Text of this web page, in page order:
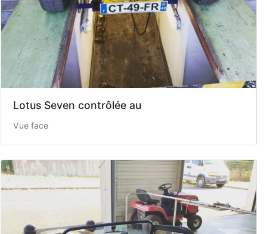
Lotus Seven contrôlée au
Vue face